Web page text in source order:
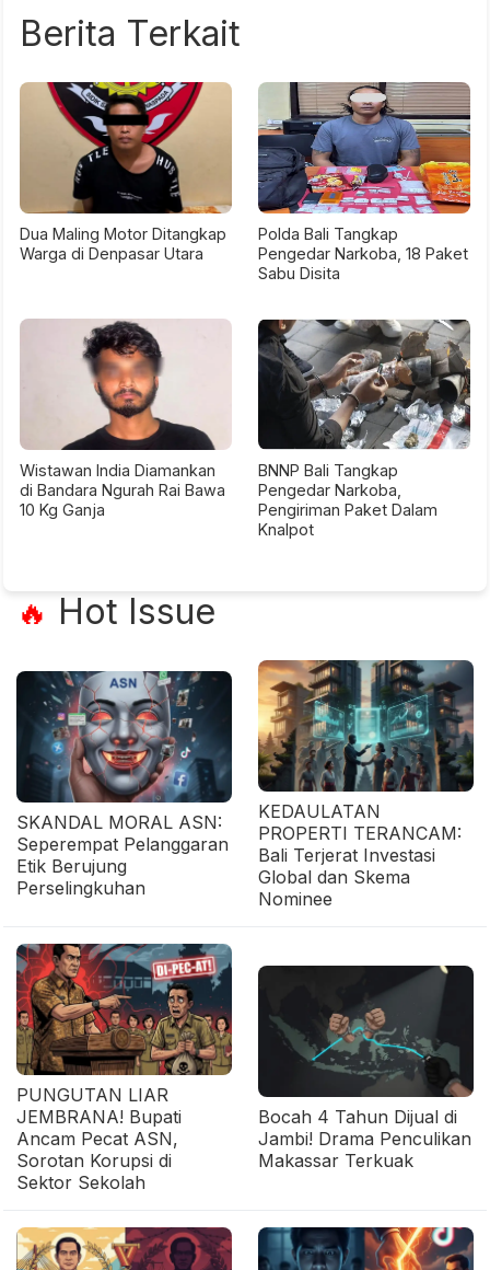
Berita Terkait
Dua Maling Motor Ditangkap
Warga di Denpasar Utara
Polda Bali Tangkap
Pengedar Narkoba, 18 Paket
Sabu Disita
Wistawan India Diamankan
di Bandara Ngurah Rai Bawa
10 Kg Ganja
BNNP Bali Tangkap
Pengedar Narkoba,
Pengiriman Paket Dalam
Knalpot
🔥 Hot Issue
SKANDAL MORAL ASN:
Seperempat Pelanggaran
Etik Berujung
Perselingkuhan
KEDAULATAN
PROPERTI TERANCAM:
Bali Terjerat Investasi
Global dan Skema
Nominee
PUNGUTAN LIAR
JEMBRANA! Bupati
Ancam Pecat ASN,
Sorotan Korupsi di
Sektor Sekolah
Bocah 4 Tahun Dijual di
Jambi! Drama Penculikan
Makassar Terkuak